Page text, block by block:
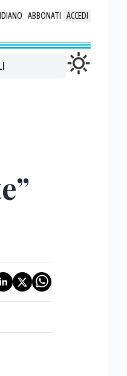
ABBONATI ACCEDI